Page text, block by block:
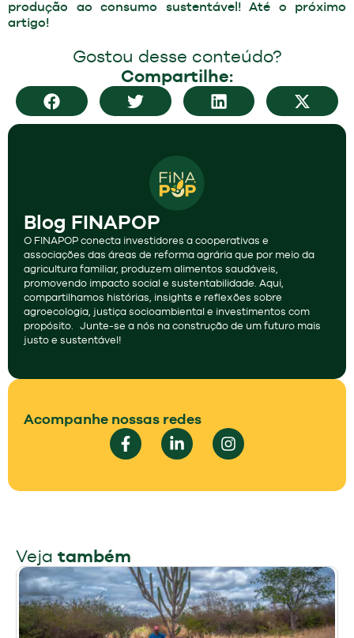
produção ao consumo sustentável! Até o próximo
artigo!
Gostou desse conteúdo?
Compartilhe:
Blog FINAPOP
O FINAPOP conecta investidores a cooperativas e
associações das áreas de reforma agrária que por meio da
agricultura familiar, produzem alimentos saudáveis,
promovendo impacto social e sustentabilidade. Aqui,
compartilhamos histórias, insights e reflexões sobre
agroecologia, justiça socioambiental e investimentos com
propósito. Junte-se a nós na construção de um futuro mais
justo e sustentável!
Acompanhe nossas redes
Veja também